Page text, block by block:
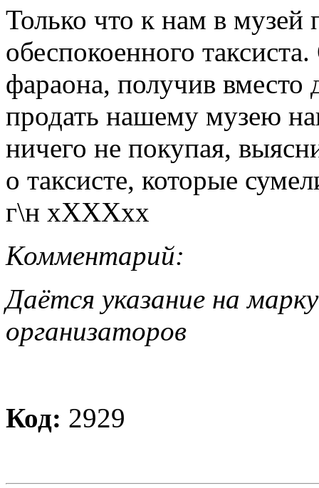
Только что к нам в музей
обеспокоенного
фараона, получив вместо
продать нашему музею
ничего не покупая,
о таксисте, которые
г\н хХХХхх
Комментарий:
Даётся указание на
организаторов
Код: 2929